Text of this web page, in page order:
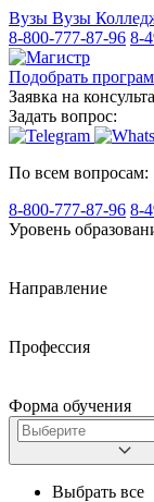
Вузы Вузы
8-800-777-87-96 8-
Подобрать
Заявка на
Задать вопрос:
По всем вопросам:
8-800-777-87-96 8-
Уровень
Направление
Профессия
Форма обучения
Выбрать все